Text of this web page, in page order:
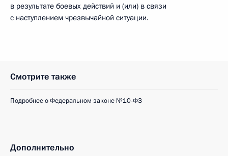
в результате боевых действий и (или) в связи
с наступлением чрезвычайной ситуации.
Смотрите также
Подробнее о Федеральном законе №10-ФЗ
Дополнительно